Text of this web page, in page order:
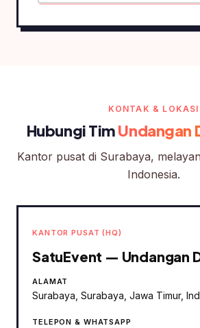
KONTAK & LOKASI
Hubungi TimUndangan
Kantor pusat di Surabaya,
Indonesia.
KANTOR PUSAT (HQ)
SatuEvent — Undangan
ALAMAT
Surabaya Surabaya Jawa Timur,
TELEPON & WHATSAPP